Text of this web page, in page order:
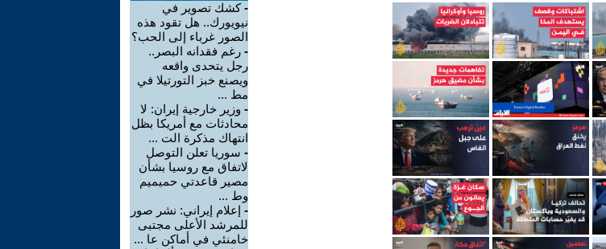
-كشك تصوير في
نيويورك.. هل تقود هذه
الصور غرباء إلى الحب؟
- رغم فقدانه البصر..
رجل يتحدى واقعه
ويصنع خبز التورتيلا في
مط ...
- وزير خارجية إيران: لا
محادثات مع أمريكا بظل
انتهاك مذكرة الت ...
- سوريا تعلن التوصل
لاتفاق مع روسيا بشأن
مصير قاعدتي حميميم
وط ...
- إعلام إيراني: نشر صور
للمرشد الأعلى مجتبى
خامنئي في أماكن عا ...